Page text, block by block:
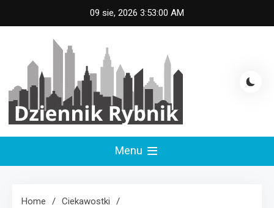
to
09 sie, 2026 3:53:01 AM
Dziennik Rybnik
Menu
Home
Ciekawostki